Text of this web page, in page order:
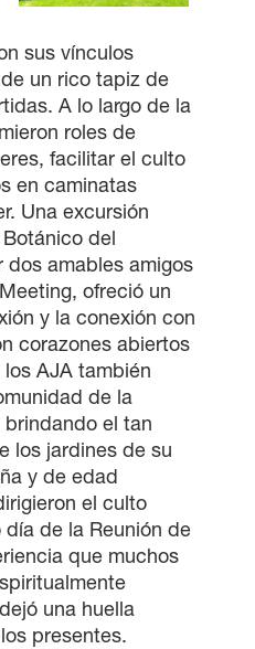
sus vínculos
un rico tapiz de
A lo largo de la
roles de
facilitar el culto
en caminatas
Una excursión
del
amables amigos
ofreció un
y la conexión con
corazones abiertos
AJA también
de la
brindando el tan
los jardines de su
y de edad
el culto
de la Reunión de
que muchos
una huella
presentes.